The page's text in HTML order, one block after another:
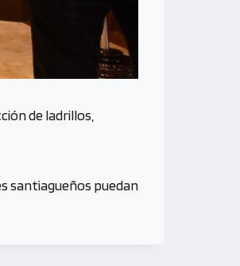
de ladrillos,
santiagueños puedan